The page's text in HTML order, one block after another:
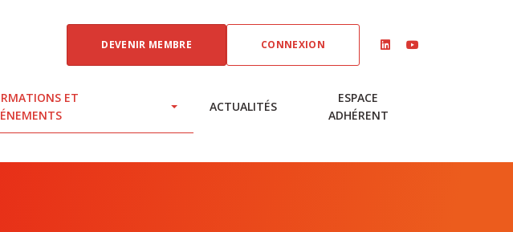
DEVENIR MEMBRE CONNEXION linkedin
ET
ACTUALITÉS
ESPACE
ADHÉRENT